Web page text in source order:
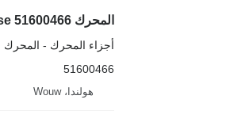
المحرك Case 51600466 لـ حفارة Case CX750DRTC CX750DRTCME VE-6WG1XBSS01
أجزاء المحرك - المحرك
51600466
هولندا، Wouw